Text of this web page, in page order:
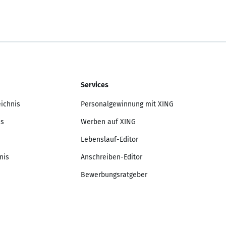
Services
Personalgewinnung mit XING
Werben auf XING
Lebenslauf-Editor
Anschreiben-Editor
Bewerbungsratgeber